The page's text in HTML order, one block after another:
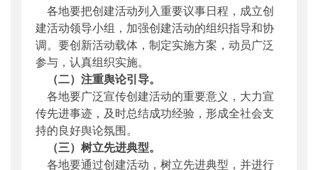
各地要把创建活动列入重要议事日程，成立创
建活动领导小组，加强创建活动的组织指导和协
调。要创新活动载体，制定实施方案，动员广泛
参与，认真组织实施。
（二）注重舆论引导。
各地要广泛宣传创建活动的重要意义，大力宣
传先进事迹，及时总结成功经验，形成全社会支
持的良好舆论氛围。
（三）树立先进典型。
各地要通过创建活动，树立先进典型，并进行